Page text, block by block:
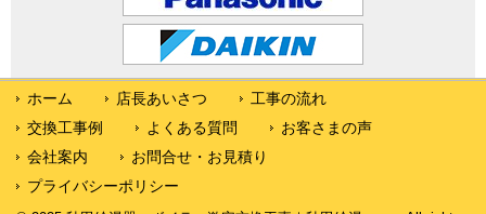
ホーム 店長あいさつ
工事の流れ
交換工事例
よくある質問
お客さまの声
会社案内
お問合せ・お見積り
プライバシーポリシー